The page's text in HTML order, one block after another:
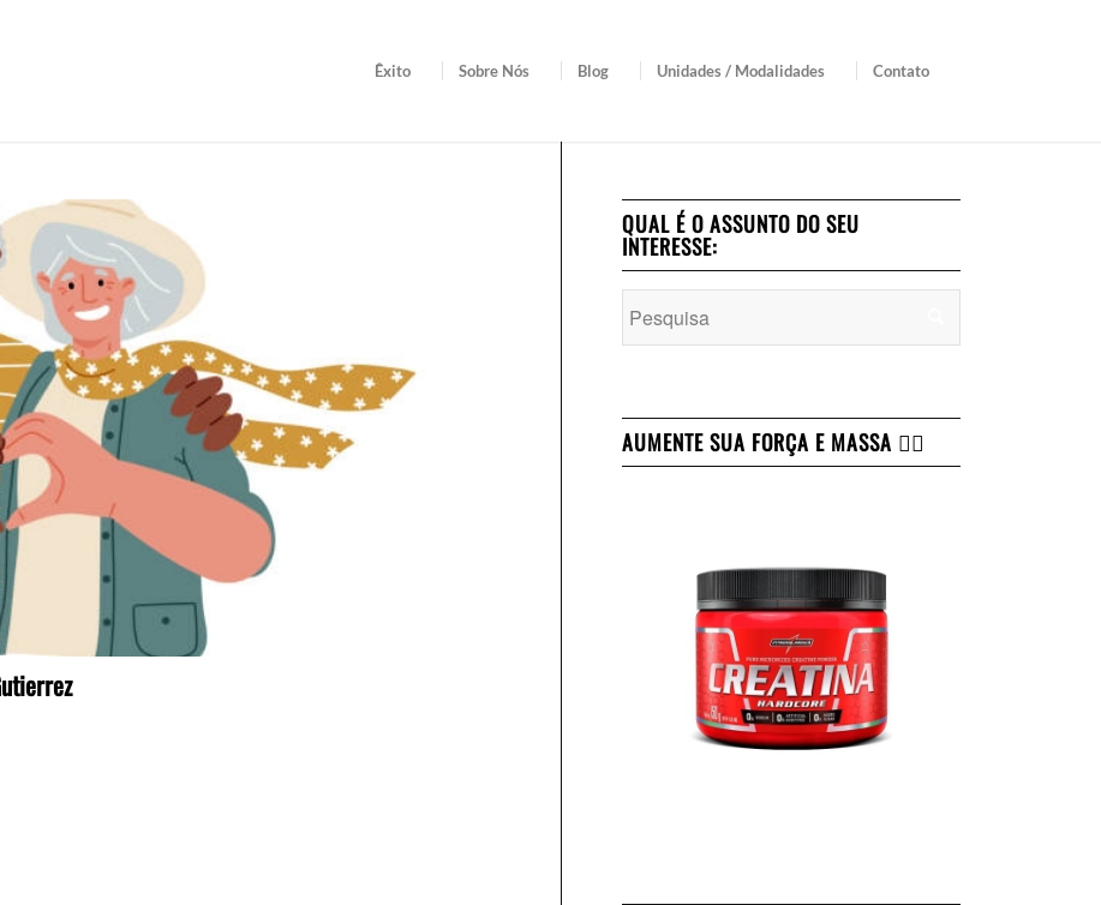
Êxito Sobre Nós Blog Unidades / Modalidades Contato
QUAL É O ASSUNTO DO SEU
INTERESSE:
AUMENTE SUA FORÇA E MASSA 👇🏻